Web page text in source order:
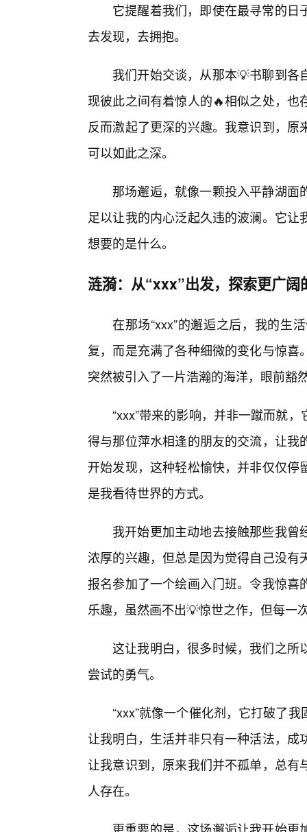
它提醒着我们，即使在最寻常的
去发现，去拥抱。
我们开始交谈，从那本💡书聊到
现彼此之间有着惊人的🔥相似之处，
反而激起了更深的兴趣。我意识到，
可以如此之深。
那场邂逅，就像一颗投入平静湖
足以让我的内心泛起久违的波澜。它
想要的是什么。
涟漪：从“xxx”出发，探索更广阔
在那场“xxx”的邂逅之后，我的生
复，而是充满了各种细微的变化与惊
突然被引入了一片浩瀚的海洋，眼前豁
“xxx”带来的影响，并非一蹴而就
得与那位萍水相逢的朋友的交流，让
开始发现，这种轻松愉快，并非仅仅
是我看待世界的方式。
我开始更加主动地去接触那些我
浓厚的兴趣，但总是因为觉得自己没
报名参加了一个绘画入门班。令我惊
乐趣，虽然画不出💡惊世之作，但每一
这让我明白，很多时候，我们之所
尝试的勇气。
“xxx”就像一个催化剂，它打破了
让我明白，生活并非只有一种活法，
让我意识到，原来我们并不孤单，总
人存在。